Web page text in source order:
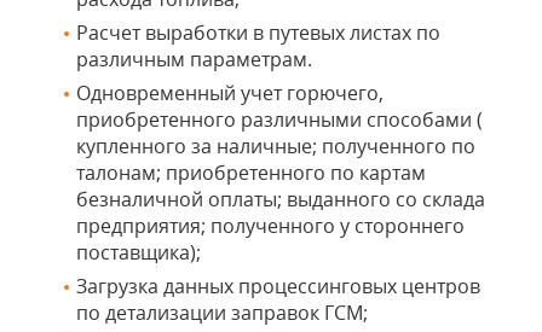
Расчет выработки в путевых листах по
различным параметрам.
Одновременный учет горючего,
приобретенного различными способами (
купленного за наличные; полученного по
талонам; приобретенного по картам
безналичной оплаты; выданного со склада
предприятия; полученного у стороннего
поставщика);
Загрузка данных процессинговых центров
по детализации заправок ГСМ;